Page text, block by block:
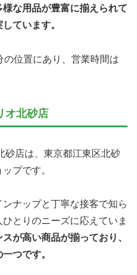
な用品が豊富に揃えられて
ています。
位置にあり、営業時間は
オ北砂店
砂店は、東京都江東区北砂
プです。
ナップと丁寧な接客で知ら
とりのニーズに応えていま
が高い商品が揃っており、
つです。